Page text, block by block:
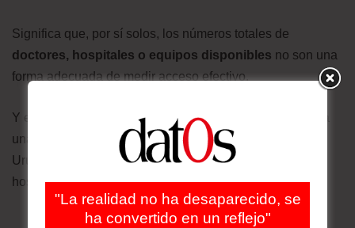
Significa que, por sí solos, los números totales de
doctores, hospitales o equipos disponibles no son una
forma adecuada de medir acceso efectivo.
Y eso pinta un panorama todavía más desalentador para
una región en la que solo tres países -Cuba, Argentina y
Uruguay- superan el promedio global de camas
hospitalarias de 27 por cada 10.000 habitantes.
"La realidad no ha desaparecido, se
ha convertido en un reflejo"